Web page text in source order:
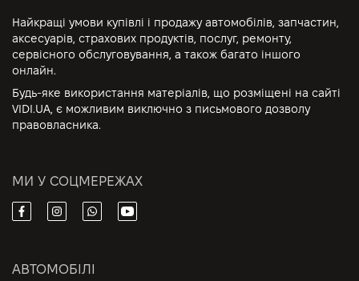
Найкращі умови купівлі і продажу автомобілів, запчастин,
аксесуарів, страхових продуктів, послуг, ремонту,
сервісного обслуговування, а також багато іншого
онлайн.
Будь-яке використання матеріалів, що розміщені на сайті
VIDI.UA, є можливим виключно з письмового дозволу
правовласника.
МИ У СОЦМЕРЕЖАХ
АВТОМОБІЛІ